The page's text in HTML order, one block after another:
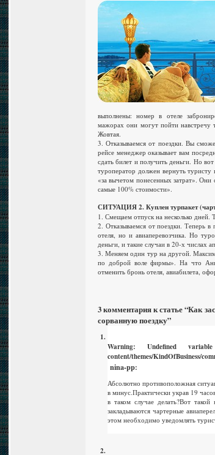
выполнены: номер в отеле
мажорах они могут пойти
Жовтая.
3. Отказываемся от поездки. Вы
рейсе менеджер оказывает вам
сдать билет и получить деньги. Но
туроператор должен вернуть
«за вычетом понесенных затрат». Они
самые 100% стоимости».
СИТУАЦИЯ 2. Куплен турпакет
1. Смещаем отпуск на несколько дней.
2. Отказываемся от поездки. Теперь
отеля, но и авиаперевозчика. Но
деньги, и такие случаи в 20-х числах
3. Меняем один тур на другой.
по доброй воле фирмы». На что
отменить бронь отеля, авиабилета,
3 комментария к статье “Как
сорванную поездку”
Warning: Undefined
content/themes/KindOfBusiness/
nina-pp:
Абсолютно противоположная
в минус.Практически украв 19
в таком случае делать?Вот
закладываются чартерные
этом необходимо уведомлять